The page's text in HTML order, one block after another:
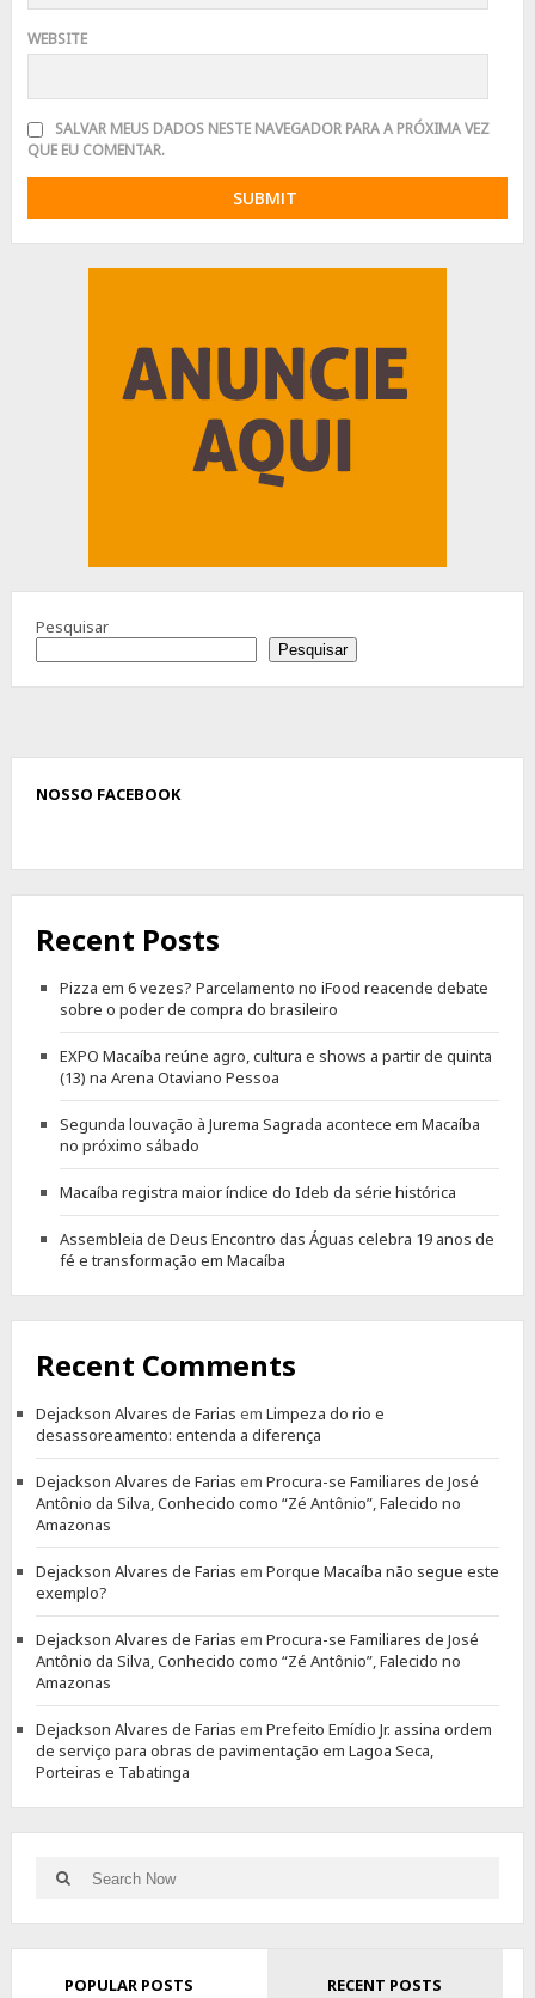
WEBSITE
SALVAR MEUS DADOS NESTE NAVEGADOR PARA A PRÓXIMA VEZ
QUE EU COMENTAR.
Pesquisar
Pesquisar
NOSSO FACEBOOK
Recent Posts
Pizza em 6 vezes? Parcelamento no iFood reacende debate
sobre o poder de compra do brasileiro
EXPO Macaíba reúne agro, cultura e shows a partir de quinta
(13) na Arena Otaviano Pessoa
Segunda louvação à Jurema Sagrada acontece em Macaíba
no próximo sábado
Macaíba registra maior índice do Ideb da série histórica
Assembleia de Deus Encontro das Águas celebra 19 anos de
fé e transformação em Macaíba
Recent Comments
Dejackson Alvares de Farias em Limpeza do rio e
desassoreamento: entenda a diferença
Dejackson Alvares de Farias em Procura-se Familiares de José
Antônio da Silva, Conhecido como “Zé Antônio”, Falecido no
Amazonas
Dejackson Alvares de Farias em Porque Macaíba não segue este
exemplo?
Dejackson Alvares de Farias em Procura-se Familiares de José
Antônio da Silva, Conhecido como “Zé Antônio”, Falecido no
Amazonas
Dejackson Alvares de Farias em Prefeito Emídio Jr. assina ordem
de serviço para obras de pavimentação em Lagoa Seca,
Porteiras e Tabatinga
Search
for:
Search
POPULAR POSTS RECENT POSTS